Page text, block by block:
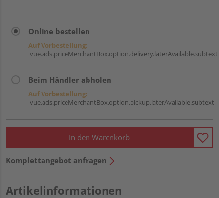
Online bestellen
Auf Vorbestellung:
vue.ads.priceMerchantBox.option.delivery.laterAvailable.subtext
Beim Händler abholen
Auf Vorbestellung:
vue.ads.priceMerchantBox.option.pickup.laterAvailable.subtext
In den Warenkorb
Komplettangebot anfragen
Artikelinformationen